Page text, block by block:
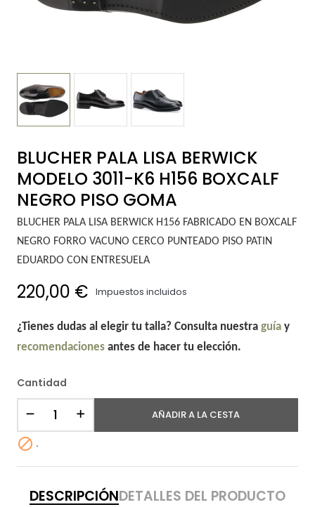
BLUCHER PALA LISA BERWICK
MODELO 3011-K6 H156 BOXCALF
NEGRO PISO GOMA
BLUCHER PALA LISA BERWICK H156 FABRICADO EN BOXCALF
NEGRO FORRO VACUNO CERCO PUNTEADO PISO PATIN
EDUARDO CON ENTRESUELA
220,00 € Impuestos incluidos
¿Tienes dudas al elegir tu talla? Consulta nuestra guíay
recomendacionesantes de hacer tu elección.
Cantidad
AÑADIR A LA CESTA
 .
DESCRIPCIÓNDETALLES DEL PRODUCTO